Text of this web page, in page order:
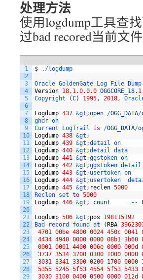
处理方法
使用logdump工具查
过bad recored当前文
1
2
3
4
5
6
7
8
9
10
11
12
13
14
15
16
17
18
19
20
21
22
23
24
25
26
27
28
29
$ . /logdump
Oracle GoldenGate Log File Dump
Version 18.1.0.0.0 OGGCORE_18.
Copyright
(C) 1995, 2018,
Logdump 437 &gt ;open /OGG_DATA/
ghdr on
Current
LogTrail is /OGG_DATA/
Logdump 438 &gt ;
Logdump 439 &gt ;detail on
Logdump 440 &gt ;detail data
Logdump 441 &gt ;ggstoken on
Logdump 442 &gt ;ggstoken detail
Logdump 443 &gt ; usertoken on
Logdump 444 &gt ; usertoken
Logdump 445 &gt ; reclen 5000
Reclen set to 5000
Logdump 446 &gt ; count --
Logdump 506 &gt ; pos 198115192
Bad
record found at ( RBA
4701 00be 4800 0024 450c 0041
4434 4940 0000 0000 08b1 3b60
0001 0001 4400 006e 0000 000d
3737 3534 3700 0100 1000 0000
3031 3341 3300 0200 1700 0000
5355 5245 5f53 4554 5f53 5433
3030 3100 0400 0500 0000 012d